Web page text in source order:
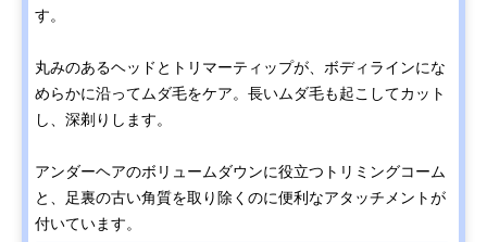
す。
丸みのあるヘッドとトリマーティップが、ボディラインにな
めらかに沿ってムダ毛をケア。長いムダ毛も起こしてカット
し、深剃りします。
アンダーヘアのボリュームダウンに役立つトリミングコーム
と、足裏の古い角質を取り除くのに便利なアタッチメントが
付いています。